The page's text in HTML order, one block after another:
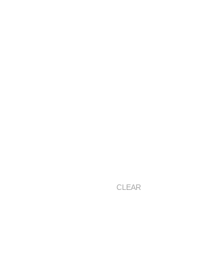
CLEAR